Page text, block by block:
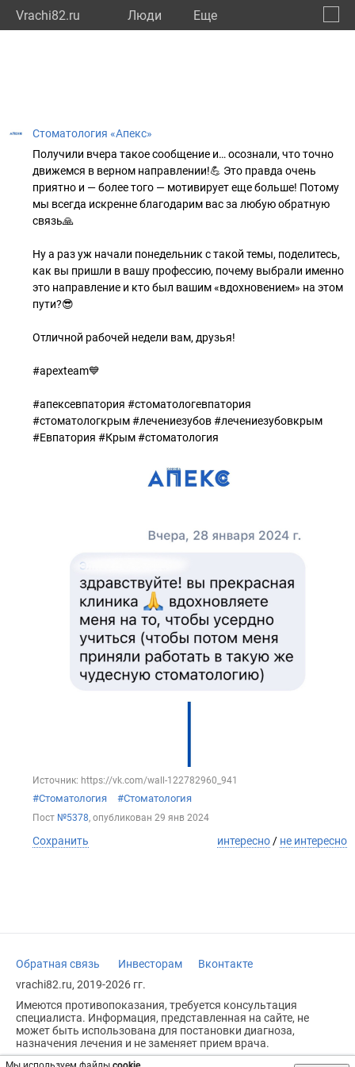
Vrachi82.ru Люди Eще
Стоматология «Апекс»
Получили вчера такое сообщение и… осознали, что точно
движемся в верном направлении!💪 Это правда очень
приятно и — более того — мотивирует еще больше! Потому
мы всегда искренне благодарим вас за любую обратную
связь🙏
Ну а раз уж начали понедельник с такой темы, поделитесь,
как вы пришли в вашу профессию, почему выбрали именно
это направление и кто был вашим «вдохновением» на этом
пути?😎
Отличной рабочей недели вам, друзья!
#apexteam💙
#апексевпатория #стоматологевпатория
#стоматологкрым #лечениезубов #лечениезубовкрым
#Евпатория #Крым #стоматология
Источник: https://vk.com/wall-122782960_941
#Стоматология #Стоматология
Пост №5378, опубликован 29 янв 2024
Сохранить интересно / не интересно
Обратная связь Инвесторам
Вконтакте
vrachi82.ru, 2019-2026 гг.
Имеются противопоказания, требуется консультация
специалиста. Информация, представленная на сайте, не
может быть использована для постановки диагноза,
назначения лечения и не заменяет прием врача.
Возрастное ограничение: 18+